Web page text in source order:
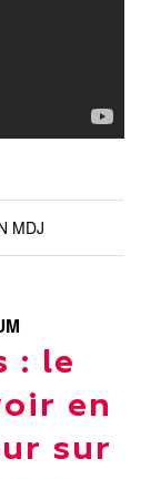
MDJ
: le
en
sur